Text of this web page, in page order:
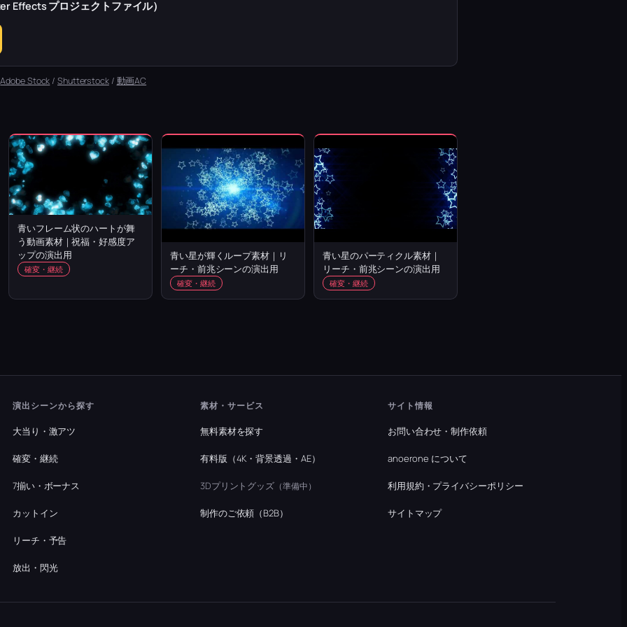
Effects プロジェクトファイル）
Adobe Stock /Shutterstock/ 動画AC
青いフレーム状のハートが舞
う動画素材｜祝福・好感度ア
ップの演出用
確変・継続
青い星が輝くループ素材｜リ
ーチ・前兆シーンの演出用
確変・継続
青い星のパーティクル素材｜
リーチ・前兆シーンの演出用
確変・継続
演出シーンから探す
大当り・激アツ
確変・継続
7揃い・ボーナス
カットイン
リーチ・予告
放出・閃光
素材・サービス
無料素材を探す
有料版（4K・背景透過・AE）
3Dプリントグッズ （準備中）
制作のご依頼（B2B）
サイト情報
お問い合わせ・制作依頼
anoerone について
利用規約・プライバシーポリシー
サイトマップ